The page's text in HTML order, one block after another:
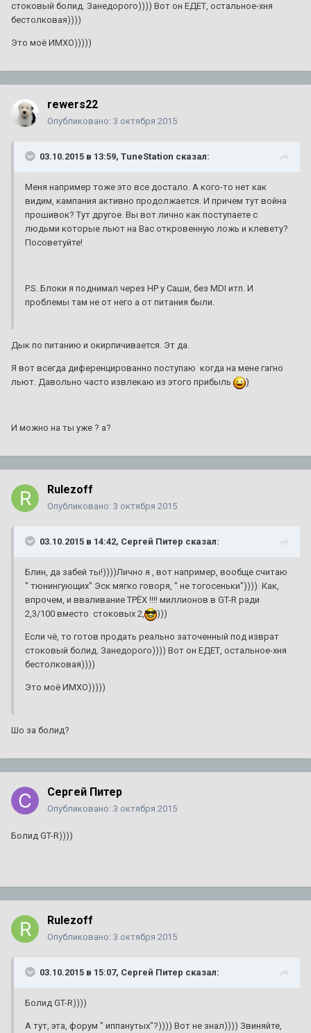
стоковый болид. Занедорого)))) Вот он ЕДЕТ, остальное-хня
бестолковая))))
Это моё ИМХО)))))
rewers22
Опубликовано: 3 октября 2015
03.10.2015 в 13:59, TuneStation сказал:
Меня например тоже это все достало. А кого-то нет как
видим, кампания активно продолжается. И причем тут война
прошивок? Тут другое. Вы вот лично как поступаете с
людьми которые льют на Вас откровенную ложь и клевету?
Посоветуйте!
P.S. Блоки я поднимал через HP у Саши, без MDI итп. И
проблемы там не от него а от питания были.
Дык по питанию и окирпичивается. Эт да.
Я вот всегда диференцированно поступаю когда на мене гагно
льют. Давольно часто извлекаю из этого прибыль
)
И можно на ты уже ? а?
Rulezoff
Опубликовано: 3 октября 2015
03.10.2015 в 14:42, Сергей Питер сказал:
Блин, да забей ты!))))Лично я , вот например, вообще считаю
" тюнингующих" Эск мягко говоря, " не тогосеньки")))) Как,
впрочем, и вваливание ТРЁХ !!!! миллионов в GT-R ради
2,3/100 вместо стоковых 2,
)))
Если чё, то готов продать реально заточенный под изврат
стоковый болид. Занедорого)))) Вот он ЕДЕТ, остальное-хня
бестолковая))))
Это моё ИМХО)))))
Шо за болид?
Сергей Питер
Опубликовано: 3 октября 2015
Болид GT-R))))
Rulezoff
Опубликовано: 3 октября 2015
03.10.2015 в 15:07, Сергей Питер сказал:
Болид GT-R))))
А тут, эта, форум " иппанутых"?)))) Вот не знал)))) Звиняйте,